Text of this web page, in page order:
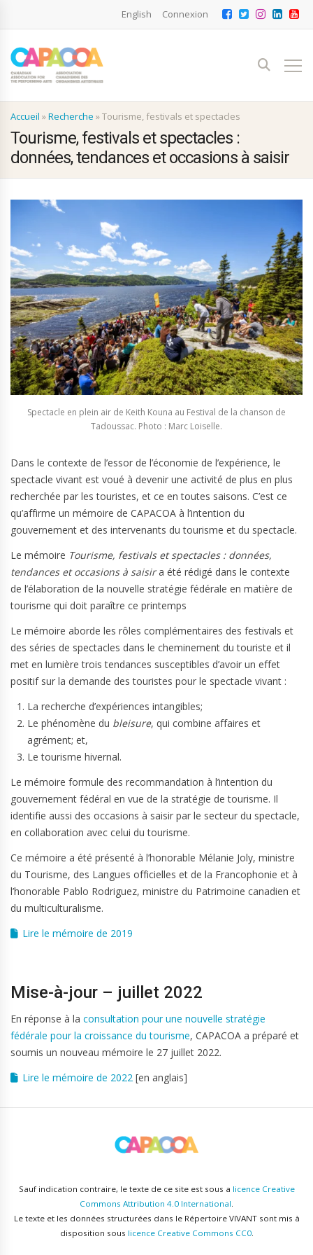
English Connexion
Accueil »Recherche »Tourisme, festivals et spectacles
Tourisme, festivals et spectacles :
données, tendances et occasions à saisir
Spectacle en plein air de Keith Kouna au Festival de la chanson de
Tadoussac. Photo : Marc Loiselle.
Dans le contexte de l’essor de l’économie de l’expérience, le
spectacle vivant est voué à devenir une activité de plus en plus
recherchée par les touristes, et ce en toutes saisons. C’est ce
qu’affirme un mémoire de CAPACOA à l’intention du
gouvernement et des intervenants du tourisme et du spectacle.
Le mémoire Tourisme, festivals et spectacles : données,
tendances et occasions à saisira été rédigé dans le contexte
de l’élaboration de la nouvelle stratégie fédérale en matière de
tourisme qui doit paraître ce printemps
Le mémoire aborde les rôles complémentaires des festivals et
des séries de spectacles dans le cheminement du touriste et il
met en lumière trois tendances susceptibles d’avoir un effet
positif sur la demande des touristes pour le spectacle vivant :
La recherche d’expériences intangibles;
Le phénomène du bleisure, qui combine affaires et
agrément; et,
Le tourisme hivernal.
Le mémoire formule des recommandation à l’intention du
gouvernement fédéral en vue de la stratégie de tourisme. Il
identifie aussi des occasions à saisir par le secteur du spectacle,
en collaboration avec celui du tourisme.
Ce mémoire a été présenté à l’honorable Mélanie Joly, ministre
du Tourisme, des Langues officielles et de la Francophonie et à
l’honorable Pablo Rodriguez, ministre du Patrimoine canadien et
du multiculturalisme.
Lire le mémoire de 2019
Mise-à-jour – juillet 2022
En réponse à la consultation pour une nouvelle stratégie
fédérale pour la croissance du tourisme, CAPACOA a préparé et
soumis un nouveau mémoire le 27 juillet 2022.
Lire le mémoire de 2022 [en anglais]
Sauf indication contraire, le texte de ce site est sous a licence Creative
Commons Attribution 4.0 International.
Le texte et les données structurées dans le Répertoire VIVANT sont mis à
disposition sous licence Creative Commons CC0.